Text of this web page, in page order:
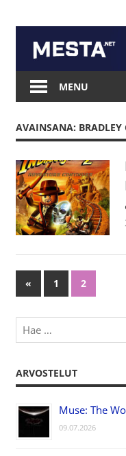
content
Mesta.net
MENU
AVAINSANA: BRADLEY
Artikkelien
selaus
« Previous
Posts
1 2
ARVOSTELUT
Muse: The
09.07.2026